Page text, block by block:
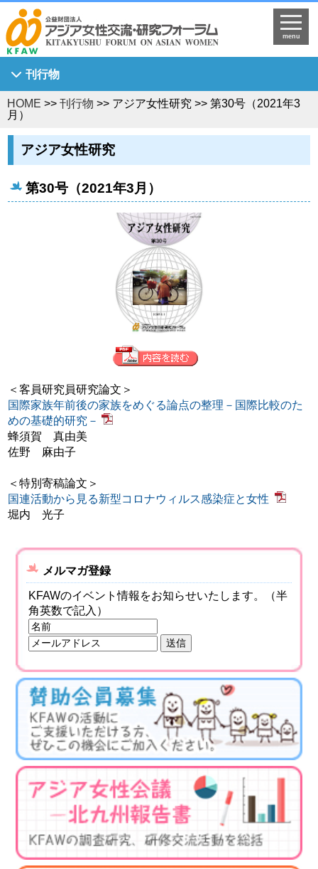
menu
刊行物
Asian Breeze
KFAW調査研究報告書
KFAW客員研究員研究報告書
世界中のひまわり姫へ
HOME >> 刊行物 >> アジア女性研究 >> 第30号（2021年3
月）
アジア女性研究
第30号（2021年3月）
＜客員研究員研究論文＞
国際家族年前後の家族をめぐる論点の整理－国際比較のた
めの基礎的研究－
蜂須賀 真由美
佐野 麻由子
＜特別寄稿論文＞
国連活動から見る新型コロナウィルス感染症と女性
堀内 光子
メルマガ登録
KFAWのイベント情報をお知らせいたします。（半
角英数で記入）